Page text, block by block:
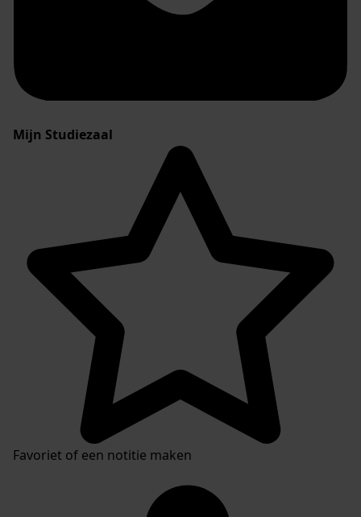
Mijn Studiezaal
Favoriet of een notitie maken